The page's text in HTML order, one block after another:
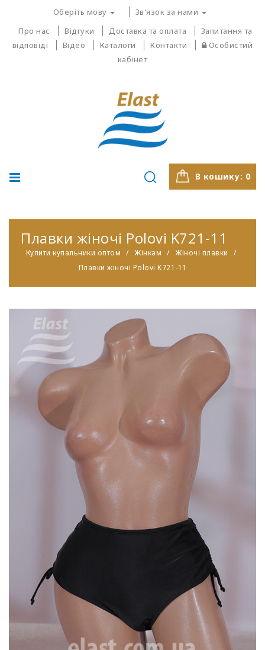
Оберіть мову
Зв'язок за нами
Про нас
Відгуки Доставка та оплата
Запитання та
відповіді
Відео Каталоги Контакти
Особистий
кабінет
В кошику: 0
Плавки жіночі Polovi K721-11
Купити купальники оптом Жінкам
Жіночі плавки
Плавки жіночі Polovi K721-11